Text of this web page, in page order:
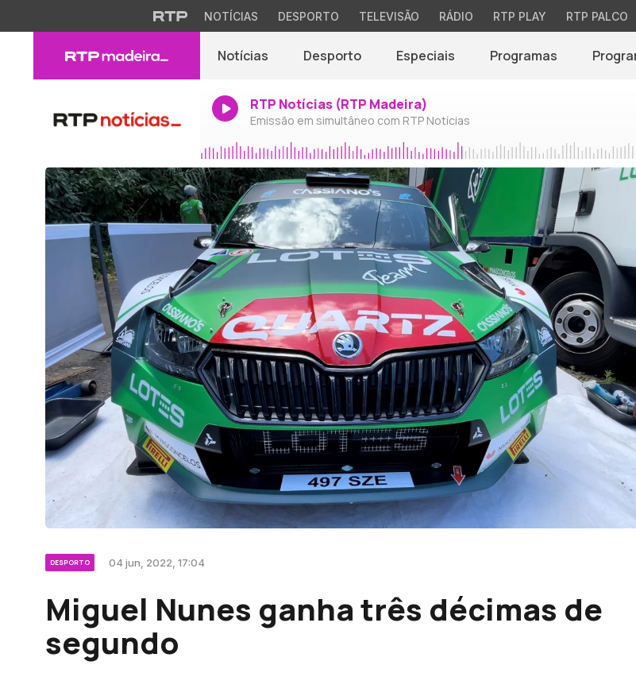
NOTÍCIAS DESPORTO TELEVISÃO RÁDIO RTP PLAY RTP PALCO
Notícias Desporto Especiais Programas
RTP Notícias (RTP Madeira)
Emissão em simultâneo com RTP Notícias
DESPORTO 04 jun, 2022, 17:04
Miguel Nunes ganha três décimas de
segundo